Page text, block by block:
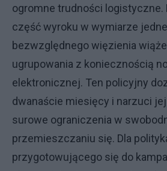
ogromne trudności logistyczne.
część wyroku w wymiarze
bezwzględnego więzienia
ugrupowania z koniecznością
elektronicznej. Ten policyjny
dwanaście miesięcy i narzuci
surowe ograniczenia w
przemieszczaniu się. Dla
przygotowującego się do